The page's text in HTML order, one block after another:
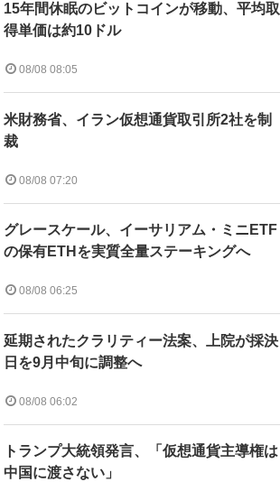
15年間休眠のビットコインが移動、平均取
得単価は約10ドル
08/08 08:05
米財務省、イラン仮想通貨取引所2社を制
裁
08/08 07:20
グレースケール、イーサリアム・ミニETF
の保有ETHを実質全量ステーキングへ
08/08 06:25
延期されたクラリティー法案、上院が採決
日を9月中旬に調整へ
08/08 06:02
トランプ大統領発言、「仮想通貨主導権は
中国に渡さない」